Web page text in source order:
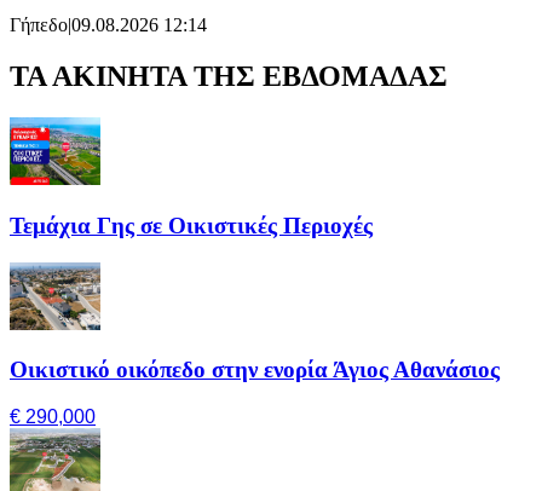
Γήπεδο|09.08.2026 12:14
ΤΑ ΑΚΙΝΗΤΑ ΤΗΣ ΕΒΔΟΜΑΔΑΣ
Τεμάχια Γης σε Οικιστικές Περιοχές
Οικιστικό οικόπεδο στην ενορία Άγιος Αθανάσιος
€ 290,000